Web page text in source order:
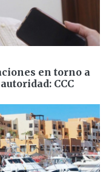
en torno a
CCC